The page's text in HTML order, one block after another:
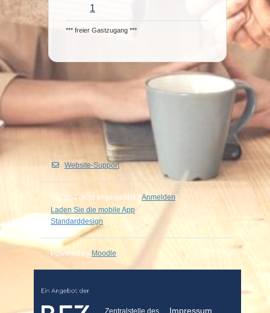
1
*** freier Gastzugang ***
Website-Support
Sie sind nicht angemeldet. (Anmelden)
Laden Sie die mobile App
Standarddesign
Powered by Moodle
Zentralstelle des Impressum